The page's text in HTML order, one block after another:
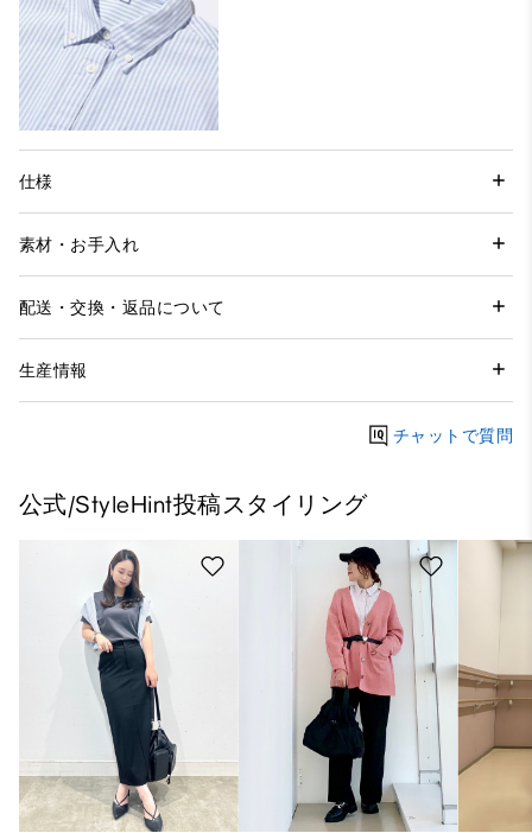
仕様
素材・お手入れ
配送・交換・返品について
生産情報
チャットで質問
公式/StyleHint投稿スタイリング